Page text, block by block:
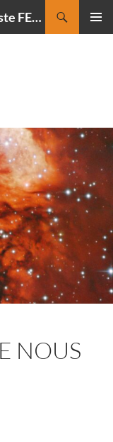
CIELMANIA : le blog de Jean-Baptiste FELDMANN, photographe du ciel
NOUS